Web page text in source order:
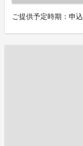
ご提供予定時期：申